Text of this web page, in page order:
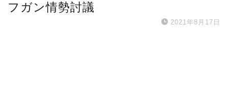
フガン情勢討議
2021年8月17日